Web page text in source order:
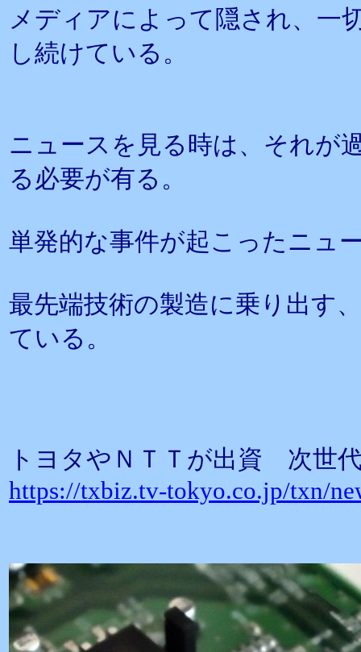
メディアによって隠され、一
し続けている。
ニュースを見る時は、それが
る必要が有る。
単発的な事件が起こったニュ
最先端技術の製造に乗り出す
ている。
トヨタやＮＴＴが出資 次世
https://txbiz.tv-tokyo.co.jp/txn/